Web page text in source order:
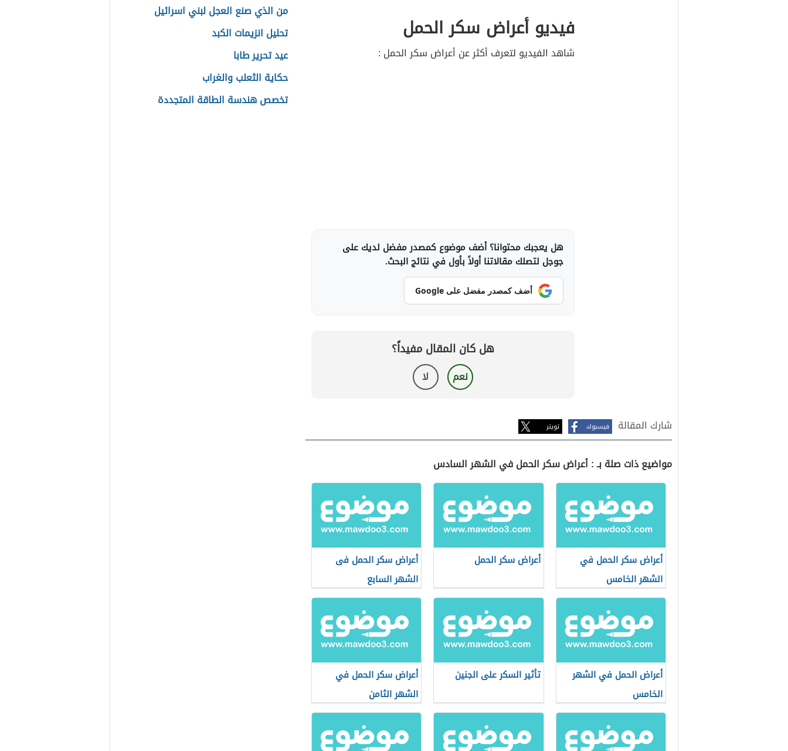
فيديو أعراض سكر الحمل
شاهد الفيديو لتعرف أكثر عن أعراض سكر الحمل :
هل يعجبك محتوانا؟ أضف موضوع كمصدر مفضل لديك على
جوجل لتصلك مقالاتنا أولاً بأول في نتائج البحث.
أضف كمصدر مفضل على Google
هل كان المقال مفيداً؟
نعم لا
شارك المقالة فيسبوك تويتر
مواضيع ذات صلة بـ : أعراض سكر الحمل في الشهر السادس
أعراض سكر الحمل في
الشهر الخامس
أعراض سكر الحمل
أعراض سكر الحمل فى
الشهر السابع
أعراض الحمل في الشهر
الخامس
تأثير السكر على الجنين
أعراض سكر الحمل في
الشهر الثامن
من الذي صنع العجل لبني اسرائيل
تحليل انزيمات الكبد
عيد تحرير طابا
حكاية الثعلب والغراب
تخصص هندسة الطاقة المتجددة